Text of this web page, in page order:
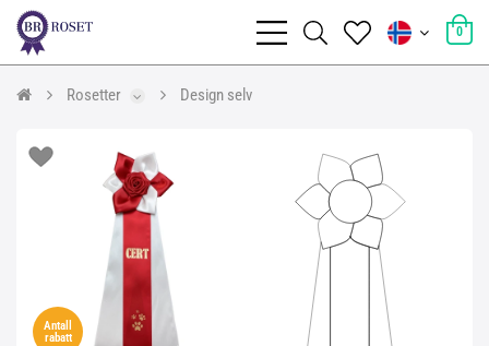
0
Rosetter Design selv
Antall
rabatt